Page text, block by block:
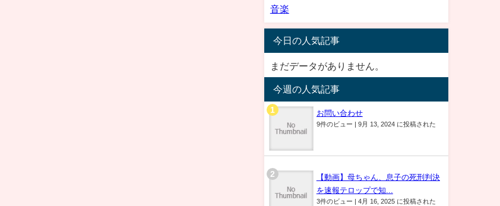
音楽
今日の人気記事
まだデータがありません。
今週の人気記事
お問い合わせ
9件のビュー | 9月 13, 2024 に投稿された
【動画】母ちゃん、息子の死刑判決
を速報テロップで知...
3件のビュー | 4月 16, 2025 に投稿された